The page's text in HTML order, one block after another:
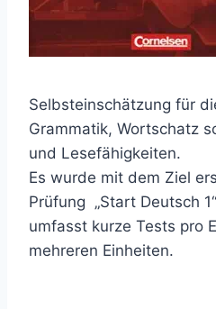
Selbsteinschätzung für
Grammatik, Wortschatz
und Lesefähigkeiten.
Es wurde mit dem Ziel
Prüfung „Start Deutsch
umfasst kurze Tests pro
mehreren Einheiten.